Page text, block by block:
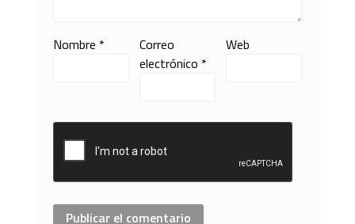
Nombre *
Correo
electrónico *
Web